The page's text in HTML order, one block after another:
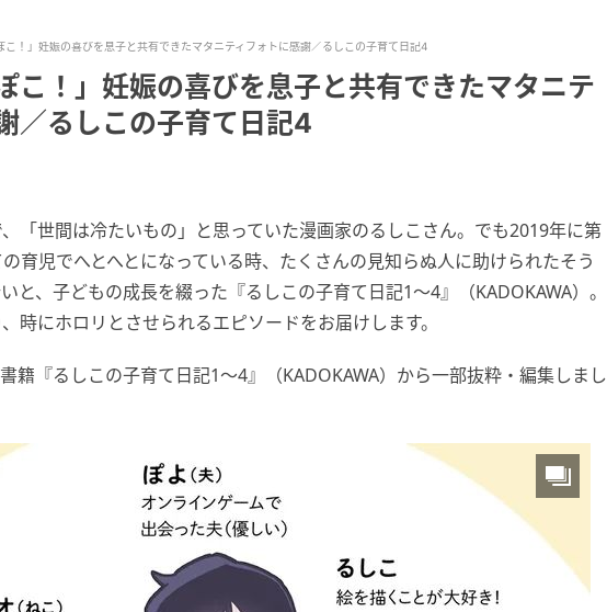
こ！」妊娠の喜びを息子と共有できたマタニティフォトに感謝／るしこの子育て日記4
こ！」妊娠の喜びを息子と共有できたマタニテ
／るしこの子育て日記4
「世間は冷たいもの」と思っていた漫画家のるしこさん。でも2019年に第
育児でへとへとになっている時、たくさんの見知らぬ人に助けられたそう
と、子どもの成長を綴った『るしこの子育て日記1〜4』（KADOKAWA）。
時にホロリとさせられるエピソードをお届けします。
籍『るしこの子育て日記1〜4』（KADOKAWA）から一部抜粋・編集しまし